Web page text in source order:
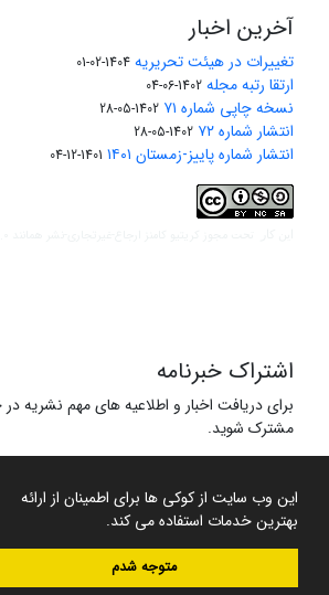
این وب سایت از کوکی ها برای اطمینان از ارائه
بهترین خدمات استفاده می کند.
متوجه شدم
آخرین اخبار
تغییرات در هیئت تحریریه 1404-02-01
ارتقا رتبه مجله 1402-06-04
نسخه چاپی شماره ۷۱ 1402-05-28
انتشار شماره ۷۲ 1402-05-28
انتشار شماره پاییز-زمستان ۱۴۰۱ 1401-12-04
اشتراک خبرنامه
برای دریافت اخبار و اطلاعیه های مهم نشریه در
مشترک شوید.
سامانه مدیریت نشریات علمی.طراحی و پیاده